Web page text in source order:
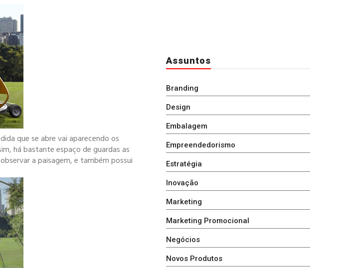
que se abre vai aparecendo os
há bastante espaço de guardas as
a paisagem, e também possui
Assuntos
Branding
Design
Embalagem
Empreendedorismo
Estratégia
Inovação
Marketing
Marketing Promocional
Negócios
Novos Produtos